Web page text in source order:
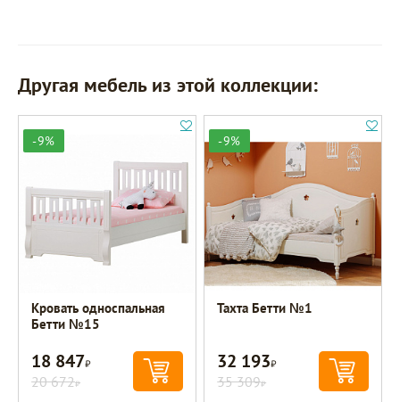
Другая мебель из этой коллекции:
-9%
Кровать односпальная
Бетти №15
18 847Р
20 672Р
-9%
Тахта Бетти №1
32 193Р
35 309Р